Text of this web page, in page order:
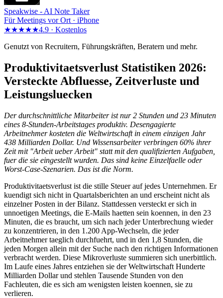
Speakwise - AI Note Taker
Für Meetings vor Ort · iPhone
★★★★★4.9 · Kostenlos
Genutzt von Recruitern, Führungskräften, Beratern und mehr.
Produktivitaetsverlust Statistiken 2026:
Versteckte Abfluesse, Zeitverluste und
Leistungsluecken
Der durchschnittliche Mitarbeiter ist nur 2 Stunden und 23 Minuten
eines 8-Stunden-Arbeitstages produktiv. Desengagierte
Arbeitnehmer kosteten die Weltwirtschaft in einem einzigen Jahr
438 Milliarden Dollar. Und Wissensarbeiter verbringen 60% ihrer
Zeit mit "Arbeit ueber Arbeit" statt mit den qualifizierten Aufgaben,
fuer die sie eingestellt wurden. Das sind keine Einzelfaelle oder
Worst-Case-Szenarien. Das ist die Norm.
Produktivitaetsverlust ist die stille Steuer auf jedes Unternehmen. Er
kuendigt sich nicht in Quartalsberichten an und erscheint nicht als
einzelner Posten in der Bilanz. Stattdessen versteckt er sich in
unnoetigen Meetings, die E-Mails haetten sein koennen, in den 23
Minuten, die es braucht, um sich nach jeder Unterbrechung wieder
zu konzentrieren, in den 1.200 App-Wechseln, die jeder
Arbeitnehmer taeglich durchfuehrt, und in den 1,8 Stunden, die
jeden Morgen allein mit der Suche nach den richtigen Informationen
verbracht werden. Diese Mikroverluste summieren sich unerbittlich.
Im Laufe eines Jahres entziehen sie der Weltwirtschaft Hunderte
Milliarden Dollar und stehlen Tausende Stunden von den
Fachleuten, die es sich am wenigsten leisten koennen, sie zu
verlieren.